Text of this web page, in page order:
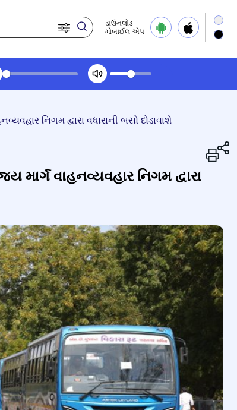
ડાઉનલોડ
મોબાઈલ એપ
summary
નિગમ દ્વારા વધારાની બસો દોડાવાશે
માર્ગ વાહનવ્યવહાર નિગમ દ્વારા